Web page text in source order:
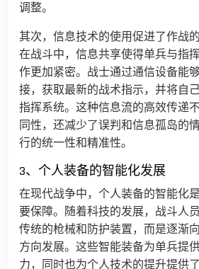
调整。
其次，信息技术的使用促进了作战
在战斗中，信息共享使得单兵与指
作更加紧密。战士通过通信设备能
接，获取最新的战术指示，并将自
指挥系统。这种信息流的高效传递
同性，还减少了误判和信息孤岛的
行的统一性和精准性。
3、个人装备的智能化发展
在现代战争中，个人装备的智能化
要保障。随着科技的发展，战斗人
传统的枪械和防护装置，而是逐渐
方向发展。这些智能装备为单兵提
力，同时也为个人技术的提升提供